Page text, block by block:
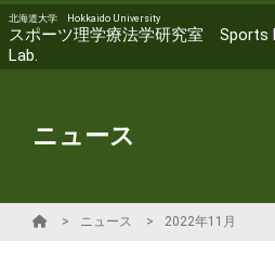
北海道大学 Hokkaido University
スポーツ理学療法学研究室 Sports
Lab.
ニュース
ニュース 2022年11月